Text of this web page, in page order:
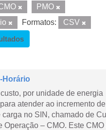
PMO
Formatos:
CSV
Horário
por unidade de energia
atender ao incremento
carga no SIN, chamado de
Operação – CMO. Este CMO